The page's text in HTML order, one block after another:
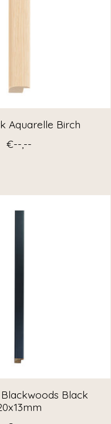
Aquarelle Birch
€--,--
Black